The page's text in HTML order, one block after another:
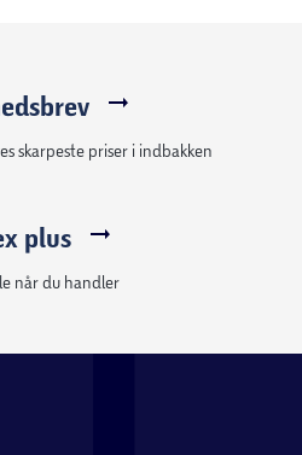
skarpeste priser i indbakken
plus
når du handler